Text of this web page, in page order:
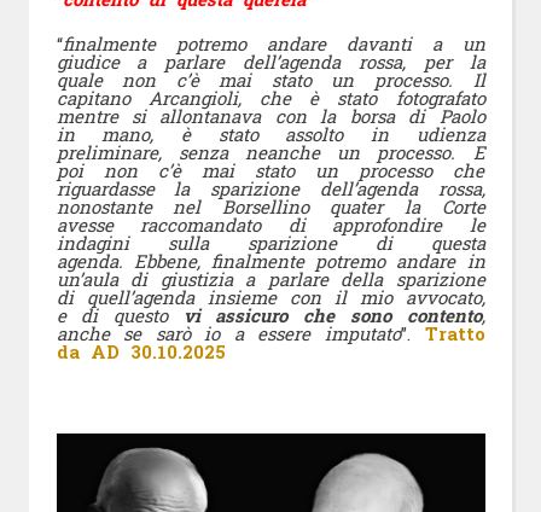
“finalmente potremo andare davanti a un
giudice a parlare dell’agenda rossa, per la
quale non c’è mai stato un processo. Il
capitano Arcangioli, che è stato fotografato
mentre si allontanava con la borsa di Paolo
in mano, è stato assolto in udienza
preliminare, senza neanche un processo. E
poi non c’è mai stato un processo che
riguardasse la sparizione dell’agenda rossa,
nonostante nel Borsellino quater la Corte
avesse raccomandato di approfondire le
indagini sulla sparizione di questa
agenda. Ebbene, finalmente potremo andare in
un’aula di giustizia a parlare della sparizione
di quell’agenda insieme con il mio avvocato,
e di questo vi assicuro che sono contento,
anche se sarò io a essere imputato”. Tratto
da AD 30.10.2025